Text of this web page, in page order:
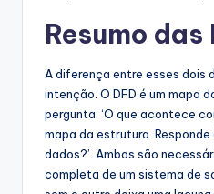
Resumo
A diferença entre esses dois
intenção. O DFD é um mapa
pergunta: ‘O que acontece
mapa da estrutura. Responde
dados?’. Ambos são
completa de um sistema de